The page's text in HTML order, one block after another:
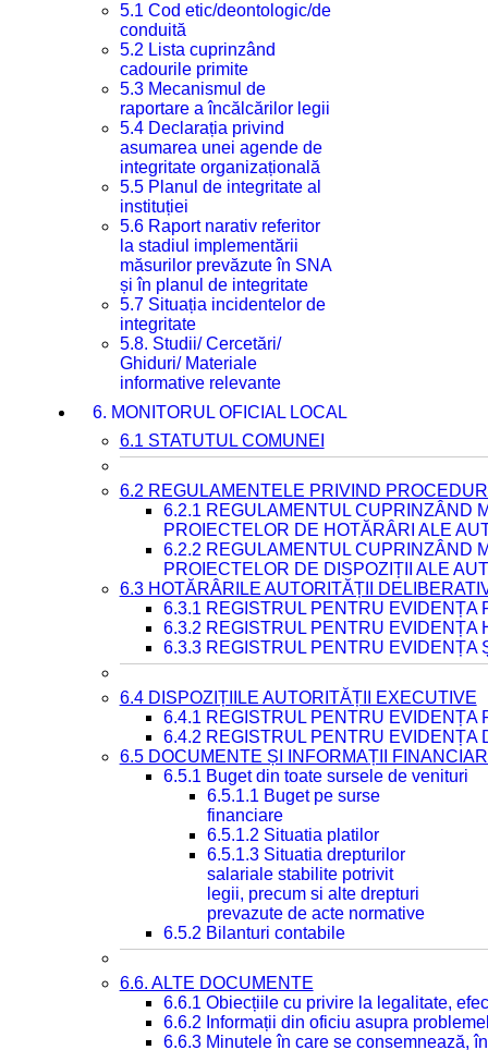
5.1 Cod etic/deontologic/de
conduită
5.2 Lista cuprinzând
cadourile primite
5.3 Mecanismul de
raportare a încălcărilor legii
5.4 Declarația privind
asumarea unei agende de
integritate organizațională
5.5 Planul de integritate al
instituției
5.6 Raport narativ referitor
la stadiul implementării
măsurilor prevăzute în SNA
și în planul de integritate
5.7 Situația incidentelor de
integritate
5.8. Studii/ Cercetări/
Ghiduri/ Materiale
informative relevante
6. MONITORUL OFICIAL LOCAL
6.1 STATUTUL COMUNEI
6.2 REGULAMENTELE PRIVIND
6.2.1 REGULAMENTUL CUPRINZÂND
PROIECTELOR DE HOTĂRÂRI ALE
6.2.2 REGULAMENTUL CUPRINZÂND
PROIECTELOR DE DISPOZIȚII ALE
6.3 HOTĂRÂRILE AUTORITĂȚII
6.3.1 REGISTRUL PENTRU EVIDENȚA
6.3.2 REGISTRUL PENTRU EVIDENȚA
6.3.3 REGISTRUL PENTRU EVIDENȚA
6.4 DISPOZIȚIILE AUTORITĂȚII EXECUTIVE
6.4.1 REGISTRUL PENTRU EVIDENȚA
6.4.2 REGISTRUL PENTRU EVIDENȚA
6.5 DOCUMENTE ȘI INFORMAȚII
6.5.1 Buget din toate sursele de venituri
6.5.1.1 Buget pe surse
financiare
6.5.1.2 Situatia platilor
6.5.1.3 Situatia drepturilor
salariale stabilite potrivit
legii, precum si alte drepturi
prevazute de acte normative
6.5.2 Bilanturi contabile
6.6. ALTE DOCUMENTE
6.6.1 Obiecțiile cu privire la legalitate,
6.6.2 Informații din oficiu asupra
6.6.3 Minutele în care se consemnează,